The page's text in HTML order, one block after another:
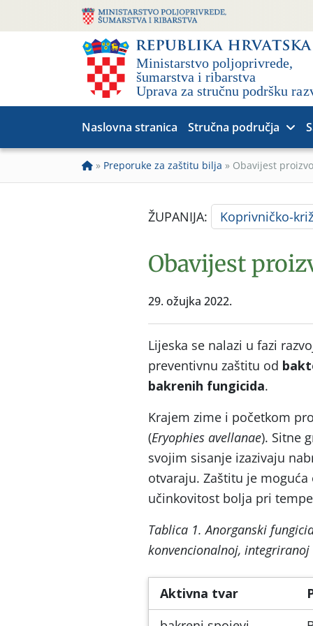
Naslovna stranica Stručna područja
» Preporuke za zaštitu bilja » Obavijest
ŽUPANIJA: Koprivničko-
Obavijest
29. ožujka 2022.
Lijeska se nalazi u fazi
preventivnu zaštitu od
bakrenih fungicida.
Krajem zime i početkom
(Eryophies avellanae). Sitne
svojim sisanje izazivaju
otvaraju. Zaštitu je
učinkovitost bolja pri
Tablica 1. Anorganski
konvencionalnoj,
Aktivna tvar